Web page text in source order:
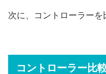
次に、コントローラーを
コントローラー比